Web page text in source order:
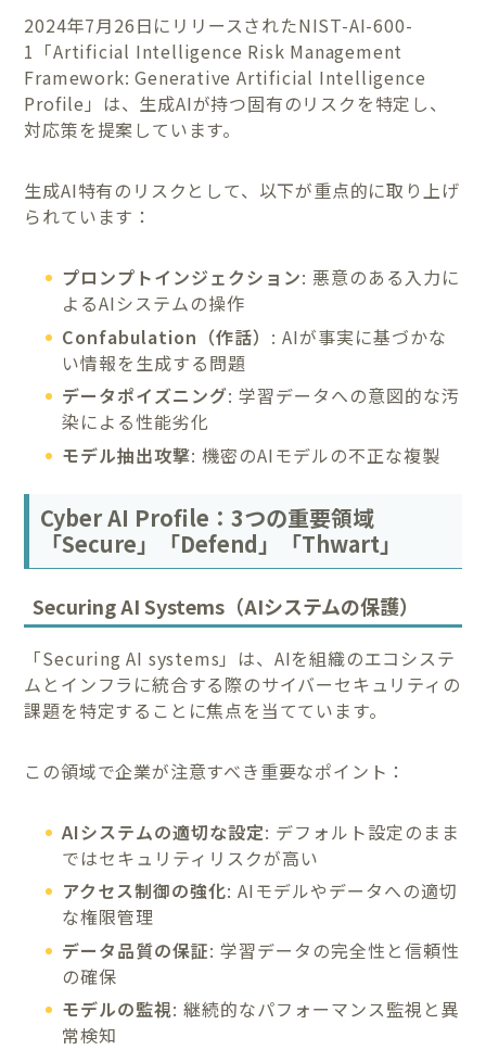
2024年7月26日にリリースされたNIST-AI-600-
1「Artificial Intelligence Risk Management
Framework: Generative Artificial Intelligence
Profile」は、生成AIが持つ固有のリスクを特定し、
対応策を提案しています。
生成AI特有のリスクとして、以下が重点的に取り上げ
られています：
プロンプトインジェクション: 悪意のある入力に
よるAIシステムの操作
Confabulation（作話） : AIが事実に基づかな
い情報を生成する問題
データポイズニング: 学習データへの意図的な汚
染による性能劣化
モデル抽出攻撃: 機密のAIモデルの不正な複製
Cyber AI Profile：3つの重要領域
「Secure」「Defend」「Thwart」
Securing AI Systems（AIシステムの保護）
「Securing AI systems」は、AIを組織のエコシステ
ムとインフラに統合する際のサイバーセキュリティの
課題を特定することに焦点を当てています。
この領域で企業が注意すべき重要なポイント：
AIシステムの適切な設定: デフォルト設定のまま
ではセキュリティリスクが高い
アクセス制御の強化: AIモデルやデータへの適切
な権限管理
データ品質の保証: 学習データの完全性と信頼性
の確保
モデルの監視: 継続的なパフォーマンス監視と異
常検知